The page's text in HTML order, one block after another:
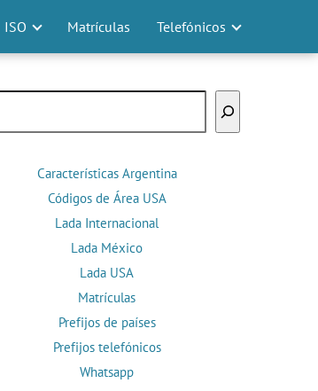
ISO Matrículas Telefónicos
Características Argentina
Códigos de Área USA
Lada Internacional
Lada México
Lada USA
Matrículas
Prefijos de países
Prefijos telefónicos
Whatsapp